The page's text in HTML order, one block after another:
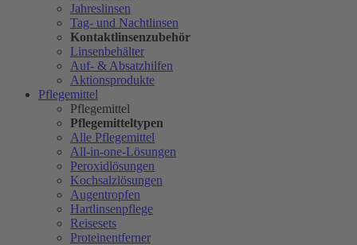
Jahreslinsen
Tag- und Nachtlinsen
Kontaktlinsenzubehör
Linsenbehälter
Auf- & Absatzhilfen
Aktionsprodukte
Pflegemittel
Pflegemittel
Pflegemitteltypen
Alle Pflegemittel
All-in-one-Lösungen
Peroxidlösungen
Kochsalzlösungen
Augentropfen
Hartlinsenpflege
Reisesets
Proteinentferner